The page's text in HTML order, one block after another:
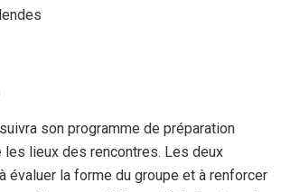
son programme de préparation
les lieux des rencontres. Les deux
évaluer la forme du groupe et à renforcer